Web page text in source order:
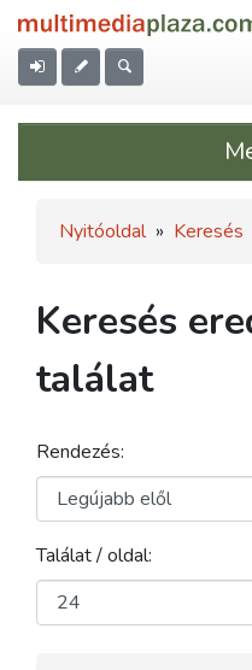
Nyitóoldal » Keresés
Keresés
találat
Rendezés:
Találat / oldal: